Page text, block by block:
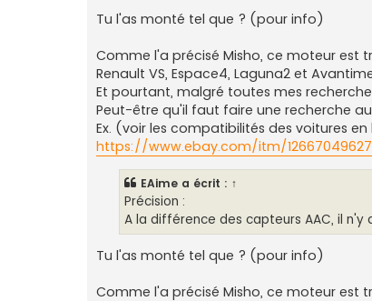
Tu l'as monté tel que ? (pour info)
Comme l'a précisé Misho, ce moteur est
Renault VS, Espace4, Laguna2 et
Et pourtant, malgré toutes mes
Peut-être qu'il faut faire une recherche
Ex. (voir les compatibilités des voitures
https://www.ebay.com/itm/
EAime a écrit : ↑
Précision :
A la différence des capteurs AAC, il n'y
Tu l'as monté tel que ? (pour info)
Comme l'a précisé Misho, ce moteur est